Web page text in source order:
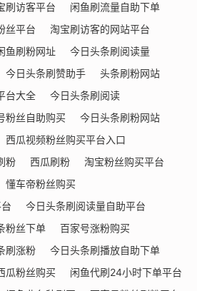
刷访客平台
闲鱼刷流量自助下单
丝平台
淘宝刷访客的网站平台
鱼刷粉网址
今日头条刷阅读量
今日头条刷赞助手
头条刷粉网站
台大全
今日头条刷阅读
粉丝自助购买
今日头条刷粉网站
西瓜视频粉丝购买平台入口
粉 西瓜刷粉
淘宝粉丝购买平台
懂车帝粉丝购买
今日头条刷阅读量自助平台
粉丝下单
百家号涨粉购买
刷涨粉
今日头条刷播放自助下单
瓜粉丝购买
闲鱼代刷24小时下单平台